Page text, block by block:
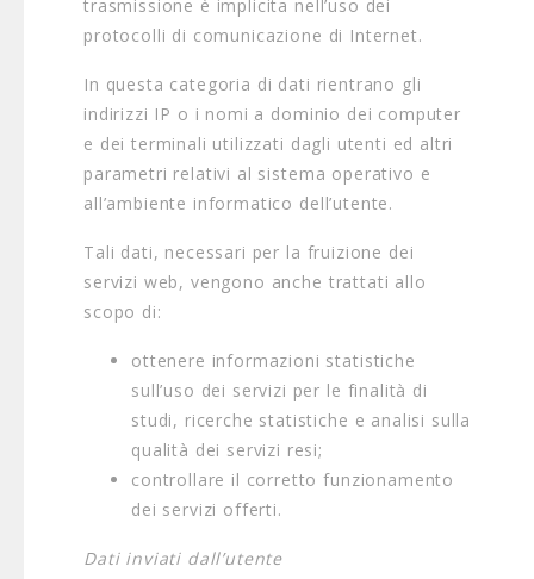
trasmissione è implicita nell’uso dei
protocolli di comunicazione di Internet.
In questa categoria di dati rientrano gli
indirizzi IP o i nomi a dominio dei computer
e dei terminali utilizzati dagli utenti ed altri
parametri relativi al sistema operativo e
all’ambiente informatico dell’utente.
Tali dati, necessari per la fruizione dei
servizi web, vengono anche trattati allo
scopo di:
ottenere informazioni statistiche
sull’uso dei servizi per le finalità di
studi, ricerche statistiche e analisi sulla
qualità dei servizi resi;
controllare il corretto funzionamento
dei servizi offerti.
Dati inviati dall’utente